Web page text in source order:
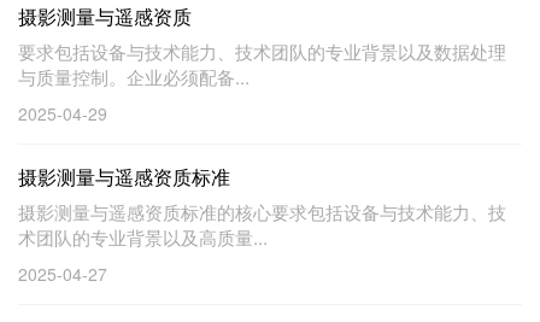
摄影测量与遥感资质
要求‌包括设备与技术能力、技术团队的专业背景以及数据处理
与质量控制。企业必须配备...
2025-04-29
摄影测量与遥感资质标准
摄影测量与遥感资质标准的核心要求包括设备与技术能力、技
术团队的专业背景以及高质量...
2025-04-27